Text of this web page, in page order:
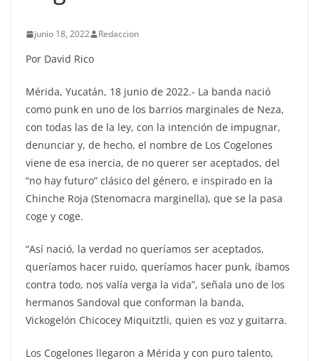
junio 18, 2022 Redaccion
Por David Rico
Mérida, Yucatán, 18 junio de 2022.- La banda nació
como punk en uno de los barrios marginales de Neza,
con todas las de la ley, con la intención de impugnar,
denunciar y, de hecho, el nombre de Los Cogelones
viene de esa inercia, de no querer ser aceptados, del
“no hay futuro” clásico del género, e inspirado en la
Chinche Roja (Stenomacra marginella), que se la pasa
coge y coge.
“Así nació, la verdad no queríamos ser aceptados,
queríamos hacer ruido, queríamos hacer punk, íbamos
contra todo, nos valía verga la vida”, señala uno de los
hermanos Sandoval que conforman la banda,
Vickogelón Chicocey Miquitztli, quien es voz y guitarra.
Los Cogelones llegaron a Mérida y con puro talento,